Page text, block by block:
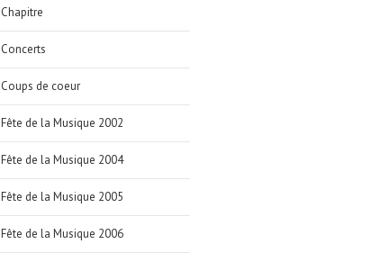
Chapitre
Concerts
Coups de coeur
Fête de la Musique 2002
Fête de la Musique 2004
Fête de la Musique 2005
Fête de la Musique 2006